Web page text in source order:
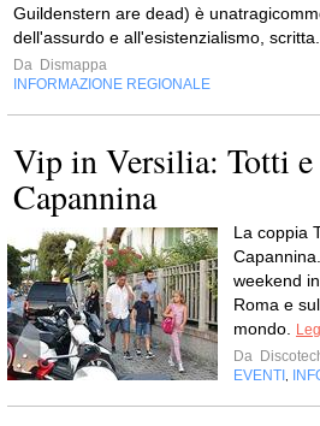
Guildenstern are dead) è
dell'assurdo e all'esistenzialismo,
Da Dismappa
INFORMAZIONE REGIONALE
Vip in Versilia: Totti
Capannina
La coppia
weekend
Roma e
mondo.
Da
EVENTI